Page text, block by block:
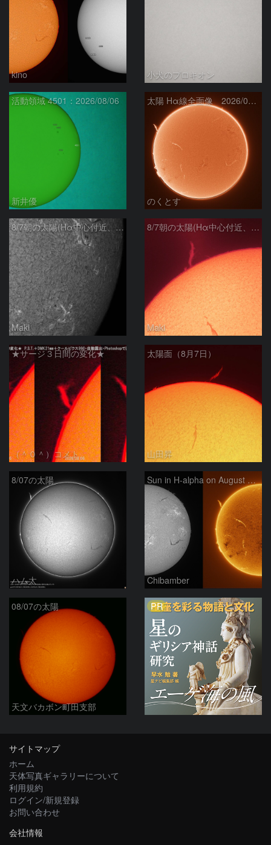
kino 小犬のプロキオン
活動領域 4501：2026/08/06
新井優
太陽 Hα線全面像 2026/08/07
のくとす
8/7朝の太陽(Hα中心付近、4498、4502付近)
Maki
8/7朝の太陽(Hα中心付近、プロミネンス)
Maki
★サージ３日間の変化★
（＾０＾）コメト
太陽面（8月7日）
山田昇
8/07の太陽
ハム太
Sun in H-alpha on August 7, 2026
Chibamber
08/07の太陽
天文バカボン町田支部
PR
サイトマップ
ホーム
天体写真ギャラリーについて
利用規約
ログイン/新規登録
お問い合わせ
会社情報